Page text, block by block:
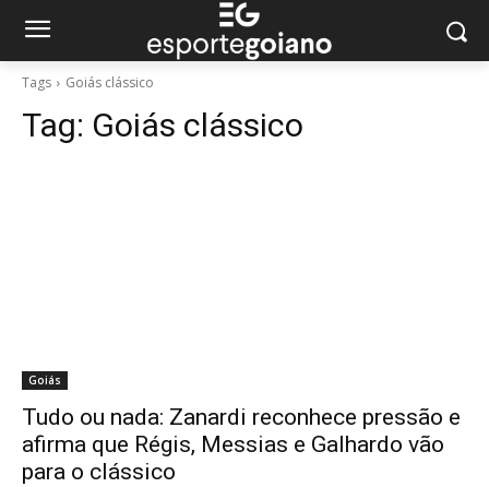
Tags Goiás clássico
Tag: Goiás clássico
Goiás
Tudo ou nada: Zanardi reconhece pressão e
afirma que Régis, Messias e Galhardo vão
para o clássico